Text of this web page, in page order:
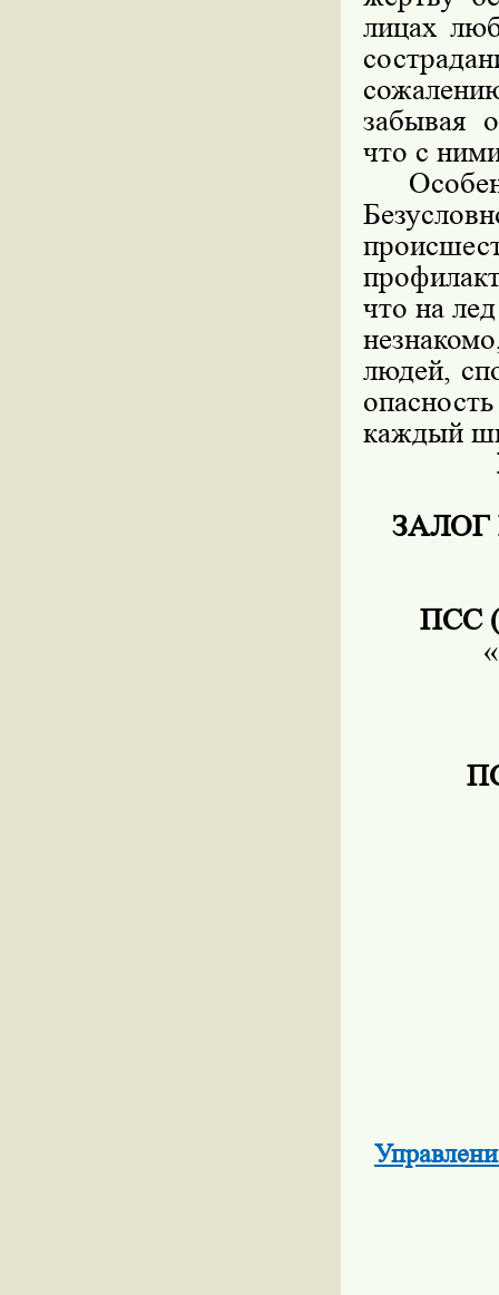
лицах
забывая
что с
что на
людей,
каждый
ЗАЛОГ
ПСС